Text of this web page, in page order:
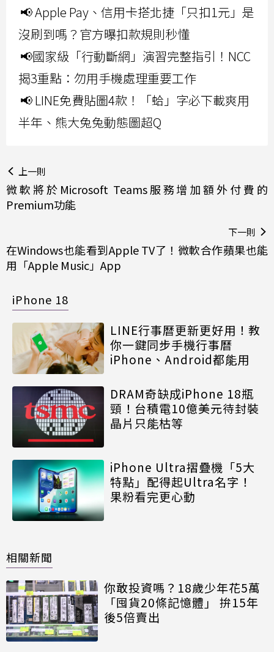
📢 Apple Pay、信用卡搭北捷「只扣1元」是
沒刷到嗎？官方曝扣款規則秒懂
📢國家級「行動斷網」演習完整指引！NCC
揭3重點：勿用手機處理重要工作
📢 LINE免費貼圖4款！「蛤」字必下載爽用
半年、熊大兔兔動態圖超Q
上一則
微軟將於Microsoft Teams服務增加額外付費的
Premium功能
下一則
在Windows也能看到Apple TV了！微軟合作蘋果也能
用「Apple Music」App
iPhone 18
LINE行事曆更新更好用！教
你一鍵同步手機行事曆
iPhone、Android都能用
DRAM奇缺成iPhone 18瓶
頸！台積電10億美元待封裝
晶片只能枯等
iPhone Ultra摺疊機「5大
特點」配得起Ultra名字！
果粉看完更心動
相關新聞
你敢投資嗎？18歲少年花5萬
「囤貨20條記憶體」 拚15年
後5倍賣出